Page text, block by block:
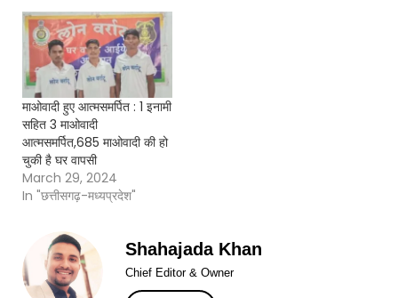
माओवादी हुए आत्मसमर्पित : 1 इनामी
सहित 3 माओवादी
आत्मसमर्पित,685 माओवादी की हो
चुकी है घर वापसी
March 29, 2024
In "छत्तीसगढ़-मध्यप्रदेश"
Shahajada Khan
Chief Editor & Owner